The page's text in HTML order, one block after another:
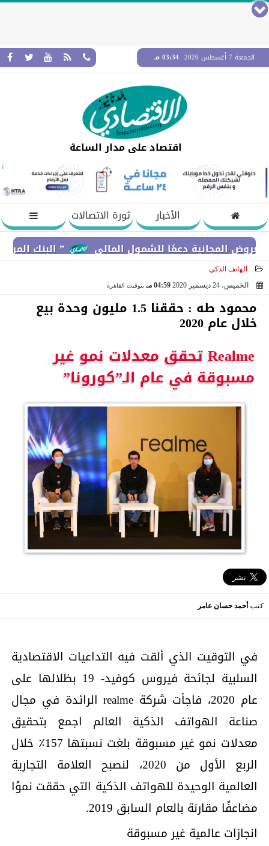
الجمعة 7 أغسطس 2026 03:34 مـ
اقتصاد على مدار الساعة
الأخبار
ثورة الاتصالات
” البنك المركزي” : معدلات الشمول المالي تواصل
دعمًا للشمول المالي
الهاتف الذكي
الخميس، 24 ديسمبر 2020
04:59 مـ بتوقيت القاهرة
محمود طه : حققنا 1.5 مليون وحدة بيع
خلال عام 2020
Realme تحقق معدلات نمو غير
مسبوقة في عام الـ”كورونا”
كتبأحمد حسان عامر
في التوقيت الذي ألقت فيه التداعيات الاقتصادية
السلبية لجائحة فيروس كوفيد- 19 بظلالها على
عام 2020، فاجأت شركة realme الرائدة في مجال
صناعة الهواتف الذكية العالم اجمع بتحقيق
معدلات نمو غير مسبوقة بلغت نسبتها 157٪ خلال
الربع الأول من 2020، لنصبح العلامة التجارية
العالمية الوحيدة للهواتف الذكية التي حققت نموًا
مضاعفًا مقارنة بالعام السابق 2019.
انجازات عالمية غير مسبوقة